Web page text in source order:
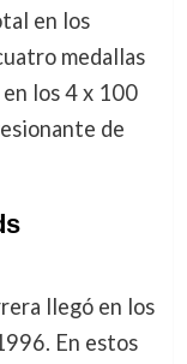
en los
medallas
los 4 x 100
de
llegó en los
En estos